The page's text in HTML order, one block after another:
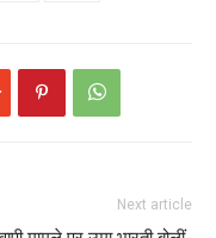
Next article